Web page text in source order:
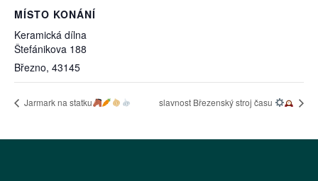
MÍSTO KONÁNÍ
Keramická dílna
Štefánikova 188
Březno, 43145
Jarmark na statku slavnost Březenský stroj času